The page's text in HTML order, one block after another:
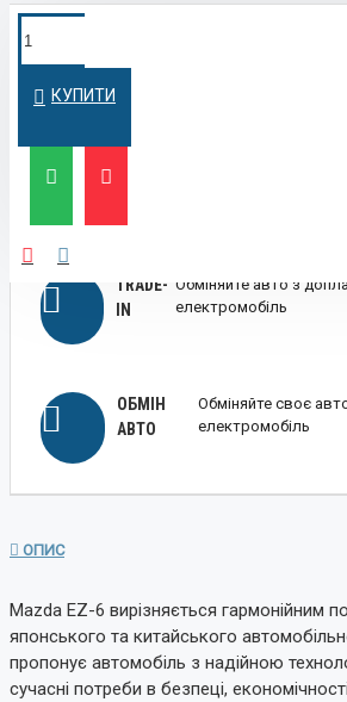
КУПИТИ
КРЕДИТ
TRADE-
IN
Обміняйте авто з
електромобіль
ОБМІН
АВТО
Обміняйте своє
електромобіль
ОПИС
Mazda EZ-6 вирізняється гармонійним
японського та китайського
пропонує автомобіль з надійною
сучасні потреби в безпеці,